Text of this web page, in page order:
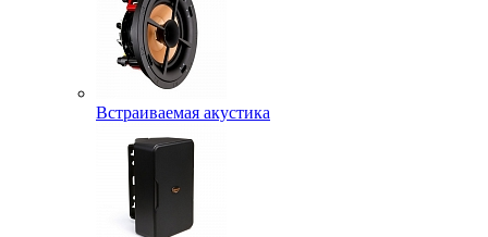
Встраиваемая акустика